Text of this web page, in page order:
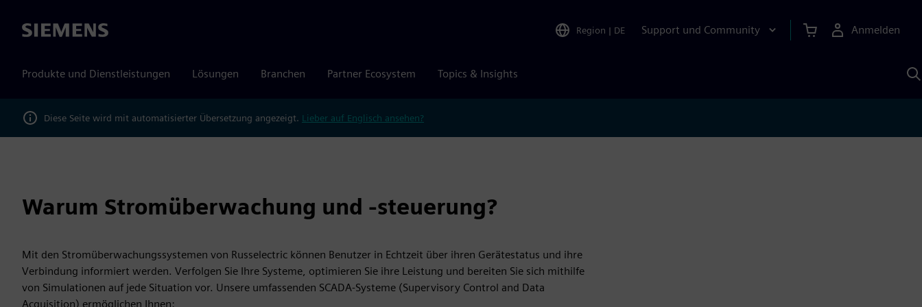
Siemens Region | DE Support und Community Anmelden
Produkte und Dienstleistungen Lösungen Branchen Partner Ecosystem Topics & Insights
KI
Diese Seite wird mit automatisierter Übersetzung angezeigt. Lieber auf Englisch ansehen?
Warum Stromüberwachung und -steuerung?
Mit den Stromüberwachungssystemen von Russelectric können Benutzer in Echtzeit über ihren Gerätestatus und ihre
Verbindung informiert werden. Verfolgen Sie Ihre Systeme, optimieren Sie ihre Leistung und bereiten Sie sich mithilfe
von Simulationen auf jede Situation vor. Unsere umfassenden SCADA-Systeme (Supervisory Control and Data
Acquisition) ermöglichen Ihnen: